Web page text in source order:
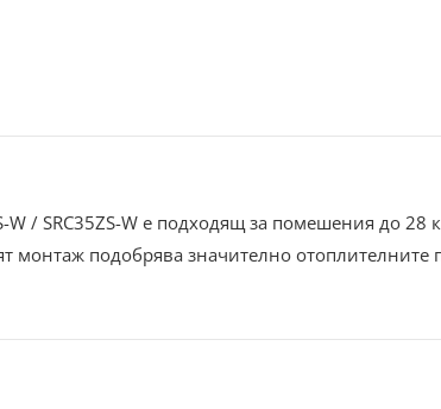
/ SRC35ZS-W е подходящ за помешения до 28
монтаж подобрява значително